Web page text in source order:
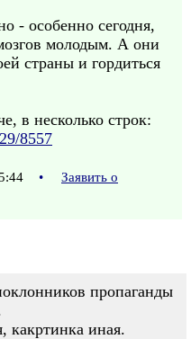
- особенно сегодня,
молодым. А они
страны и гордиться
в несколько строк:
8557
•
Заявить о
пропаганды
какртинка иная.